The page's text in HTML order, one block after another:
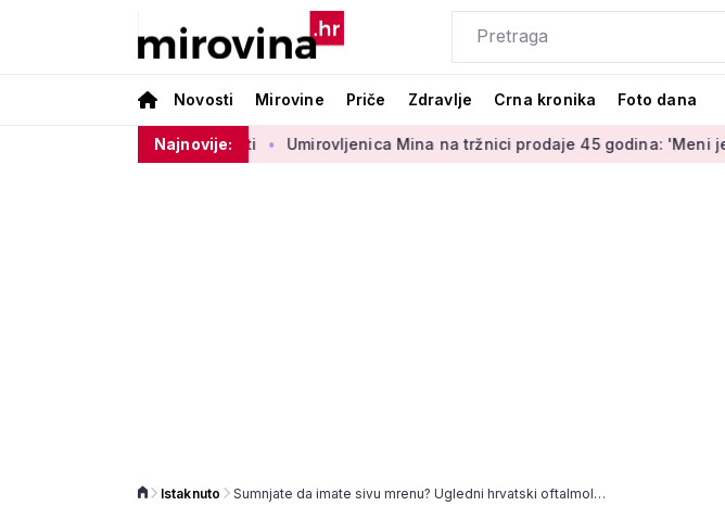
Novosti Mirovine Priče Zdravlje Crna kronika Foto dana
Najnovije:
Umirovljenica Mina na tržnici prodaje 45 godina: 'Meni je ovo zabava i
Istaknuto Sumnjate da imate sivu mrenu? Ugledni hrvatski oftalmolog otkriva kako je prepoznati